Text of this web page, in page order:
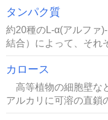
タンパク質
約20種のL-α(アルファ
結合）によって、それ
カロース
高等植物の細胞壁な
アルカリに可溶の直鎖